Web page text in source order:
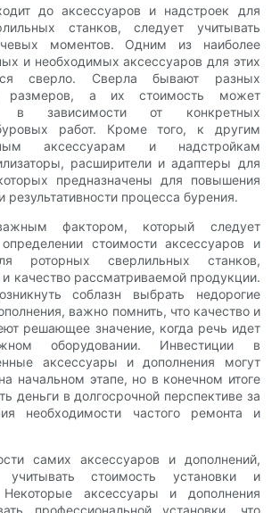
до аксессуаров и надстроек для
станков, следует учитывать
моментов. Одним из наиболее
и необходимых аксессуаров для этих
сверло. Сверла бывают разных
размеров, а их стоимость может
в зависимости от конкретных
работ. Кроме того, к другим
аксессуарам и надстройкам
расширители и адаптеры для
предназначены для повышения
результативности процесса бурения.
фактором, который следует
стоимости аксессуаров и
роторных сверлильных станков,
качество рассматриваемой продукции.
соблазн выбрать недорогие
важно помнить, что качество и
решающее значение, когда речь идет
оборудовании. Инвестиции в
аксессуары и дополнения могут
начальном этапе, но в конечном итоге
деньги в долгосрочной перспективе за
необходимости частого ремонта и
самих аксессуаров и дополнений,
стоимость установки и
Некоторые аксессуары и дополнения